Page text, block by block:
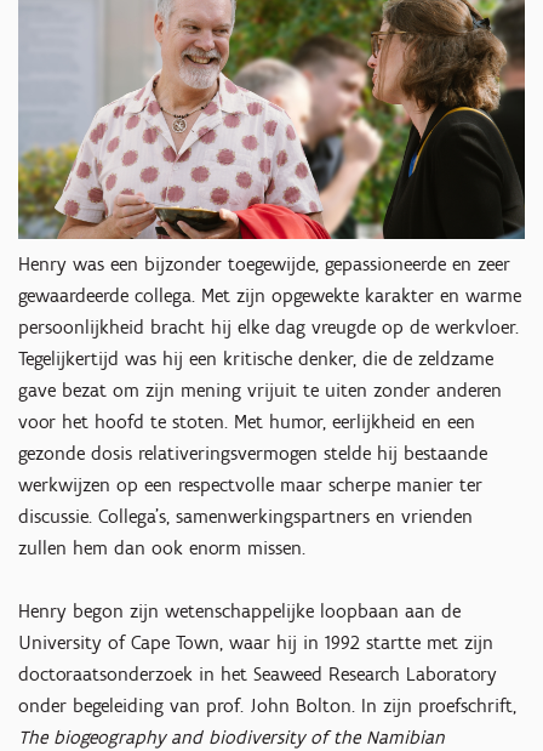
Henry was een bijzonder toegewijde, gepassioneerde en zeer
gewaardeerde collega. Met zijn opgewekte karakter en warme
persoonlijkheid bracht hij elke dag vreugde op de werkvloer.
Tegelijkertijd was hij een kritische denker, die de zeldzame
gave bezat om zijn mening vrijuit te uiten zonder anderen
voor het hoofd te stoten. Met humor, eerlijkheid en een
gezonde dosis relativeringsvermogen stelde hij bestaande
werkwijzen op een respectvolle maar scherpe manier ter
discussie. Collega's, samenwerkingspartners en vrienden
zullen hem dan ook enorm missen.
Henry begon zijn wetenschappelijke loopbaan aan de
University of Cape Town, waar hij in 1992 startte met zijn
doctoraatsonderzoek in het Seaweed Research Laboratory
onder begeleiding van prof. John Bolton. In zijn proefschrift,
The biogeography and biodiversity of the Namibian